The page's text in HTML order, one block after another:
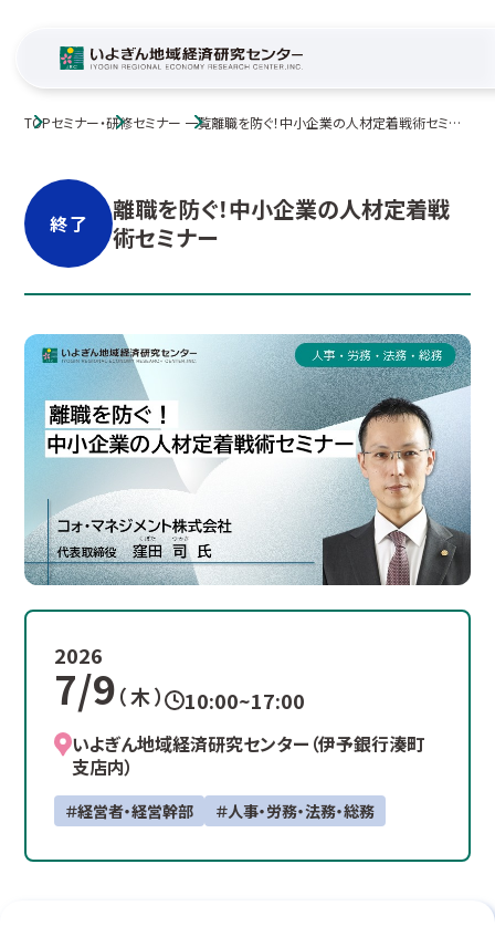
TOPセミナー・研修セミナー 一覧離職を防ぐ！中小企業の人材定着戦術セミナ
ー
終了
離職を防ぐ！中小企業の人材定着戦
術セミナー
2026
7/9（ 木 ） 10:00~17:00
いよぎん地域経済研究センター（伊予銀行湊町
支店内）
＃経営者・経営幹部 ＃人事・労務・法務・総務